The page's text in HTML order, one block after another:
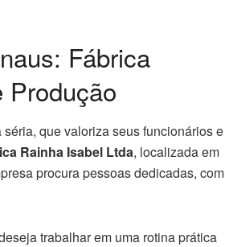
Fábrica
Produção
que valoriza seus funcionários e
Rainha Isabel Ltda, localizada em
procura pessoas dedicadas, com
trabalhar em uma rotina prática